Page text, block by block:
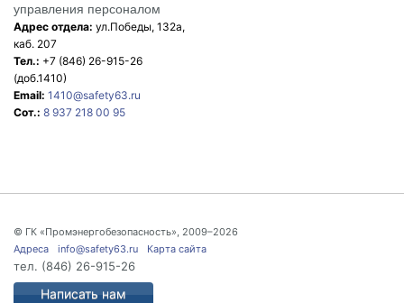
управления персоналом
Адрес отдела: ул.Победы, 132а,
каб. 207
Тел.: +7 (846) 26-915-26
(доб.1410)
Email: 1410@safety63.ru
Сот.: 8 937 218 00 95
© ГК «Промэнергобезопасность», 2009–2026
Адреса
info@safety63.ru Карта сайта
тел. (846) 26-915-26
Написать нам